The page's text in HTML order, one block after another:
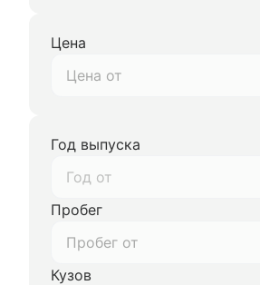
Цена
Год выпуска
Год от
Пробег
Кузов